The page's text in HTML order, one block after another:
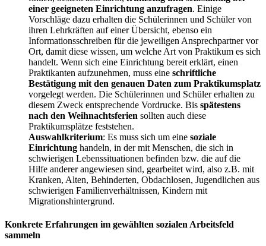
einer geeigneten Einrichtung anzufragen. Einige
Vorschläge dazu erhalten die Schülerinnen und Schüler von
ihren Lehrkräften auf einer Übersicht, ebenso ein
Informationsschreiben für die jeweiligen Ansprechpartner vor
Ort, damit diese wissen, um welche Art von Praktikum es sich
handelt. Wenn sich eine Einrichtung bereit erklärt, einen
Praktikanten aufzunehmen, muss eine schriftliche
Bestätigung mit den genauen Daten zum Praktikumsplatz
vorgelegt werden. Die Schülerinnen und Schüler erhalten zu
diesem Zweck entsprechende Vordrucke. Bis spätestens
nach den Weihnachtsferien sollten auch diese
Praktikumsplätze feststehen.
Auswahlkriterium: Es muss sich um eine soziale
Einrichtung handeln, in der mit Menschen, die sich in
schwierigen Lebenssituationen befinden bzw. die auf die
Hilfe anderer angewiesen sind, gearbeitet wird, also z.B. mit
Kranken, Alten, Behinderten, Obdachlosen, Jugendlichen aus
schwierigen Familienverhältnissen, Kindern mit
Migrationshintergrund.
Konkrete Erfahrungen im gewählten sozialen Arbeitsfeld
sammeln